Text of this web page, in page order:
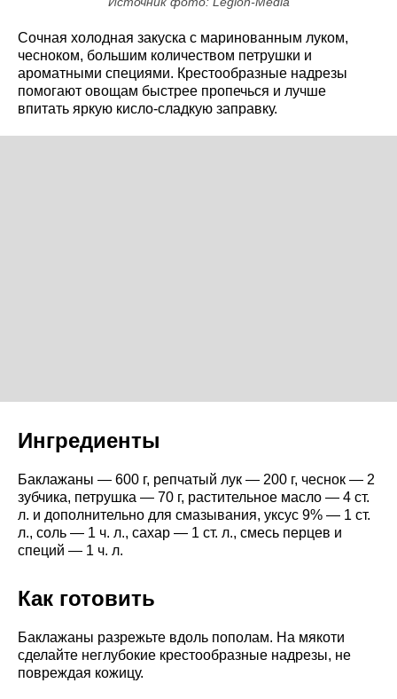
Сочная холодная закуска с маринованным луком,
чесноком, большим количеством петрушки и
ароматными специями. Крестообразные надрезы
помогают овощам быстрее пропечься и лучше
впитать яркую кисло-сладкую заправку.
Ингредиенты
Баклажаны — 600 г, репчатый лук — 200 г, чеснок — 2
зубчика, петрушка — 70 г, растительное масло — 4 ст.
л. и дополнительно для смазывания, уксус 9% — 1 ст.
л., соль — 1 ч. л., сахар — 1 ст. л., смесь перцев и
специй — 1 ч. л.
Как готовить
Баклажаны разрежьте вдоль пополам. На мякоти
сделайте неглубокие крестообразные надрезы, не
повреждая кожицу.